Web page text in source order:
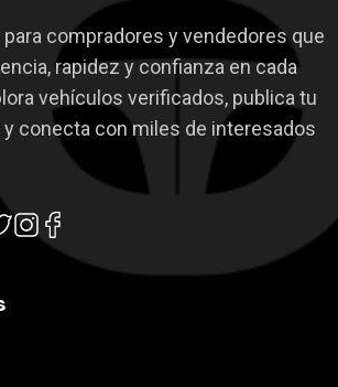
para compradores y vendedores que
rapidez y confianza en cada
vehículos verificados, publica tu
conecta con miles de interesados